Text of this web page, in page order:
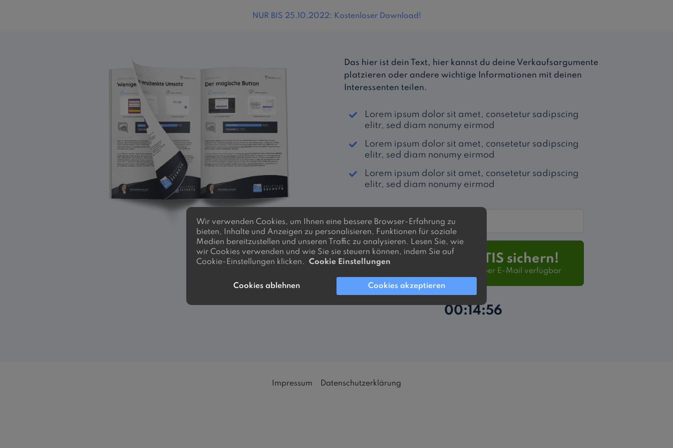
NUR BIS 25.10.2022: Kostenloser Download!
Das hier ist dein Text, hier kannst du deine Verkaufsargumente
platzieren oder andere wichtige Informationen mit deinen
Interessenten teilen.
Lorem ipsum dolor sit amet, consetetur sadipscing
elitr, sed diam nonumy eirmod
Lorem ipsum dolor sit amet, consetetur sadipscing
elitr, sed diam nonumy eirmod
Lorem ipsum dolor sit amet, consetetur sadipscing
elitr, sed diam nonumy eirmod
JA! Jetzt GRATIS sichern!
100% kostenlos - sofort per E-Mail verfügbar
00 14 56
Impressum Datenschutzerklärung
Wir verwenden Cookies, um Ihnen eine bessere Browser-Erfahrung zu
bieten, Inhalte und Anzeigen zu personalisieren, Funktionen für soziale
Medien bereitzustellen und unseren Traffic zu analysieren. Lesen Sie, wie
wir Cookies verwenden und wie Sie sie steuern können, indem Sie auf
Cookie-Einstellungen klicken.
Cookie Einstellungen
Cookies ablehnen Cookies akzeptieren